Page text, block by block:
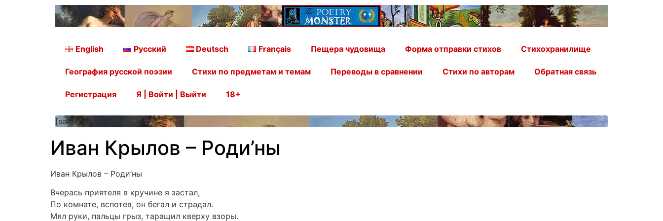
English Русский Deutsch Français Пещера чудовища Форма отправки стихов Стихохранилище
География русской поэзии Стихи по предметам и темам Переводы в сравнении Стихи по авторам Обратная связь
Регистрация Я | Войти | Выйти 18+
[searchform]
Иван Крылов – Роди’ны
Иван Крылов – Роди’ны
Вчерась приятеля в кручине я застал,
По комнате, вспотев, он бегал и страдал.
Мял руки, пальцы грыз, таращил кверху взоры.